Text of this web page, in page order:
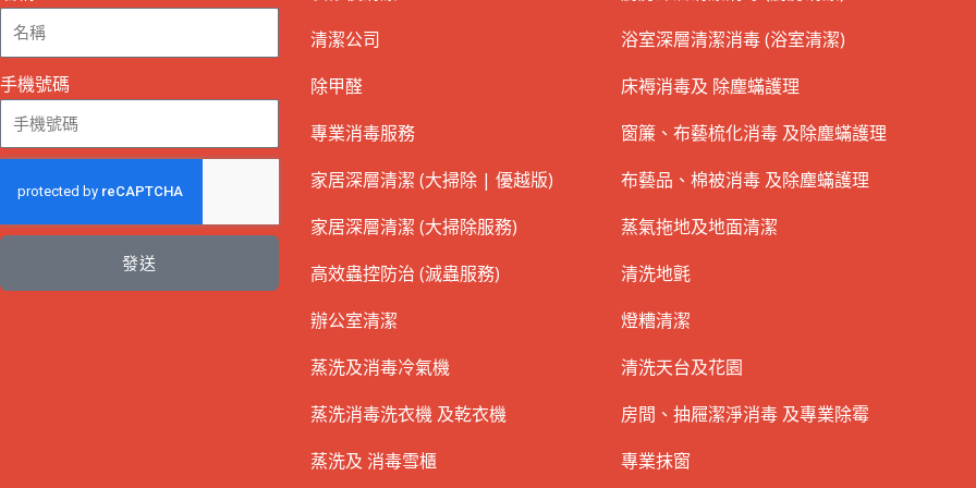
手機號碼
發送
清潔公司
除甲醛
專業消毒服務
家居深層清潔 (大掃除 | 優越版)
家居深層清潔 (大掃除服務)
高效蟲控防治 (滅蟲服務)
辦公室清潔
蒸洗及消毒冷氣機
蒸洗消毒洗衣機 及乾衣機
蒸洗及 消毒雪櫃
浴室深層清潔消毒 (浴室清潔)
床褥消毒及 除塵蟎護理
窗簾、布藝梳化消毒 及除塵蟎護理
布藝品、棉被消毒 及除塵蟎護理
蒸氣拖地及地面清潔
清洗地氈
燈糟清潔
清洗天台及花園
房間、抽屜潔淨消毒 及專業除霉
專業抹窗